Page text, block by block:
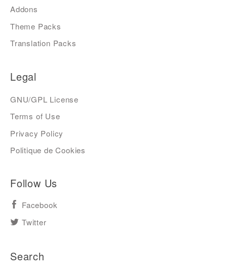
Addons
Theme Packs
Translation Packs
Legal
GNU/GPL License
Terms of Use
Privacy Policy
Politique de Cookies
Follow Us
Facebook
Twitter
Search